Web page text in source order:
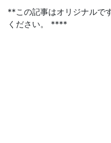
**この記事はオリジナルで
ください。 ****